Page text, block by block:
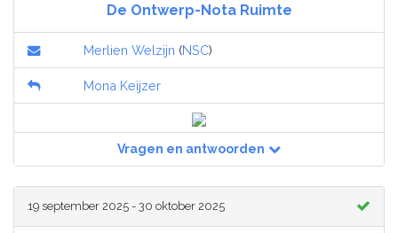
De Ontwerp-Nota Ruimte
Merlien Welzijn (NSC)
Mona Keijzer
Vragen en antwoorden
19 september 2025 - 30 oktober 2025